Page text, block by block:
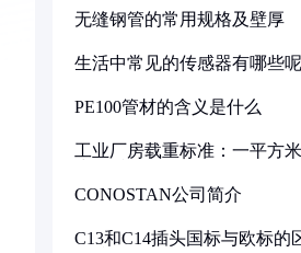
无缝钢管的常用规格及壁厚
生活中常见的传感器有哪些呢
PE100管材的含义是什么
工业厂房载重标准：一平方
CONOSTAN公司简介
C13和C14插头国标与欧标的